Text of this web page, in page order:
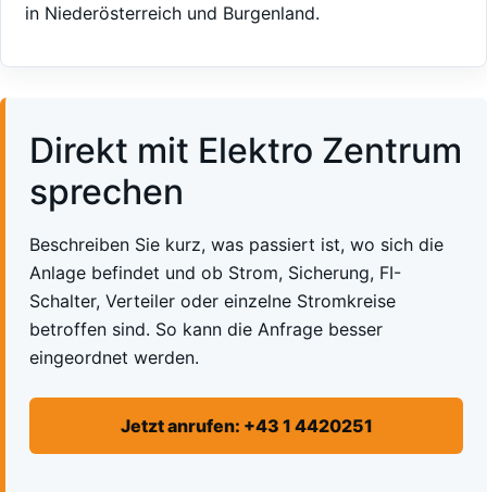
in Niederösterreich und Burgenland.
Direkt mit Elektro Zentrum
sprechen
Beschreiben Sie kurz, was passiert ist, wo sich die
Anlage befindet und ob Strom, Sicherung, FI-
Schalter, Verteiler oder einzelne Stromkreise
betroffen sind. So kann die Anfrage besser
eingeordnet werden.
Jetzt anrufen: +43 1 4420251